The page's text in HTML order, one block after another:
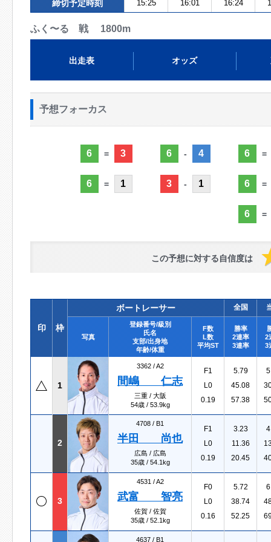
締切予定時刻 15:25 16:01 16:24
ふく〜る 戦 1800m
出走表 オッズ
予想フォーカス
6 = 3
6 = 1
6 - 4
3 - 1
6 =
6 =
6 =
この予想に対する自信度は
印 枠
ボートレーサー 全国
写真
登録番号/級別
氏名
支部/出身地
年齢/体重
F数
L数
平均ST
勝率
2連率
3連率
2
3
1
3362 /A2
間嶋 仁志
三重 / 大阪
54歳 / 53.9kg
F1
L0
0.19
5.79
45.08
57.38
2
4708 / B1
半田 尚也
広島 / 広島
35歳 / 54.1kg
F1
L0
0.19
3.23
11.36
20.45
3
4531 /A2
武富 智亮
佐賀 / 佐賀
35歳 / 52.1kg
F0
L0
0.16
5.72
38.74
52.25
4637 / B1